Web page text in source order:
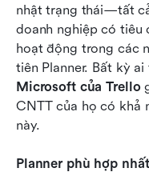
nhật trạng thái—tất
doanh nghiệp có tiêu
hoạt động trong các
tiên Planner. Bất kỳ
Microsoft của Trello
CNTT của họ có khả
này.
Planner phù hợp